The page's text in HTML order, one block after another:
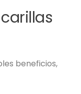
beneficios,